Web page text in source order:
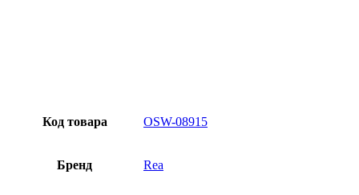
Код товара OSW-08915
Бренд Rea